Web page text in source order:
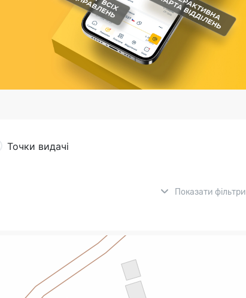
Страхові послуги
Каталог «Укрпошта Маркет»
Точки видачі
Показати фільтри
Фінансові послуги:
Термінові перекази